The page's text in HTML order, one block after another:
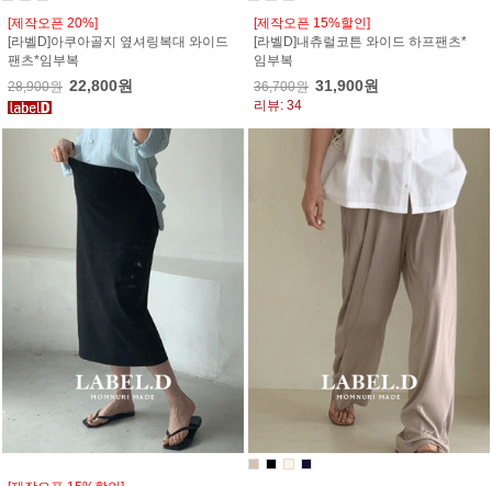
[제작오픈 20%]
[라벨D]아쿠아골지 옆셔링복대 와이드
팬츠*임부복
28,900원 22,800원
[제작오픈 15%할인]
[라벨D]내츄럴코튼 와이드 하프팬츠*
임부복
36,700원 31,900원
리뷰: 34